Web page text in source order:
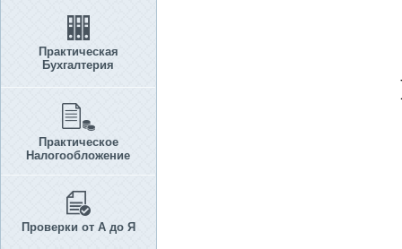
Практическая
Бухгалтерия
Практическое
Налогообложение
Проверки от А до Я